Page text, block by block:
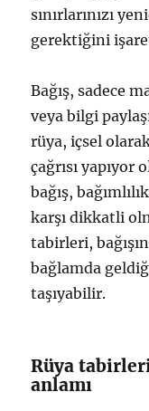
sınırlarınızı
gerektiğini
Bağış, sadece
veya bilgi
rüya, içsel
çağrısı
bağış,
karşı dikkatli
tabirleri,
bağlamda
taşıyabilir.
Rüya
anlamı